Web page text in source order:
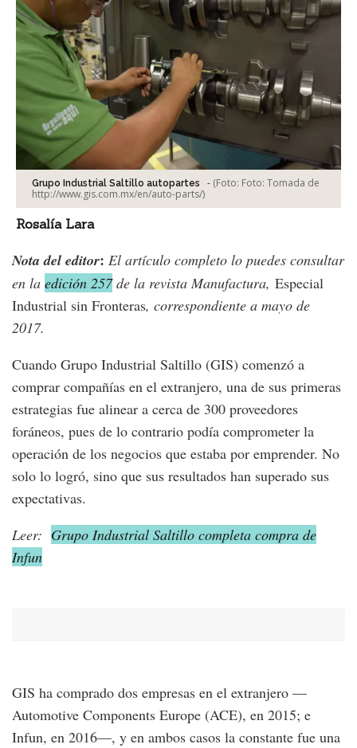
Grupo Industrial Saltillo autopartes - (Foto: Foto: Tomada de
http://www.gis.com.mx/en/auto-parts/)
Rosalía Lara
Nota del editor: El artículo completo lo puedes consultar
en la edición 257 de la revista Manufactura, Especial
Industrial sin Fronteras, correspondiente a mayo de
2017.
Cuando Grupo Industrial Saltillo (GIS) comenzó a
comprar compañías en el extranjero, una de sus primeras
estrategias fue alinear a cerca de 300 proveedores
foráneos, pues de lo contrario podía comprometer la
operación de los negocios que estaba por emprender. No
solo lo logró, sino que sus resultados han superado sus
expectativas.
Leer: Grupo Industrial Saltillo completa compra de
Infun
GIS ha comprado dos empresas en el extranjero —
Automotive Components Europe (ACE), en 2015; e
Infun, en 2016—, y en ambos casos la constante fue una